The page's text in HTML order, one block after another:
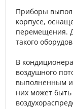
Приборы
корпусе,
перемещения.
такого
В
воздушного
выполненным
них может